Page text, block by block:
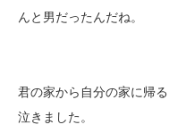
んと男だったんだね。
君の家から自分の家に帰
泣きました。